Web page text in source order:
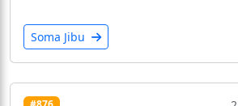
Soma Jibu